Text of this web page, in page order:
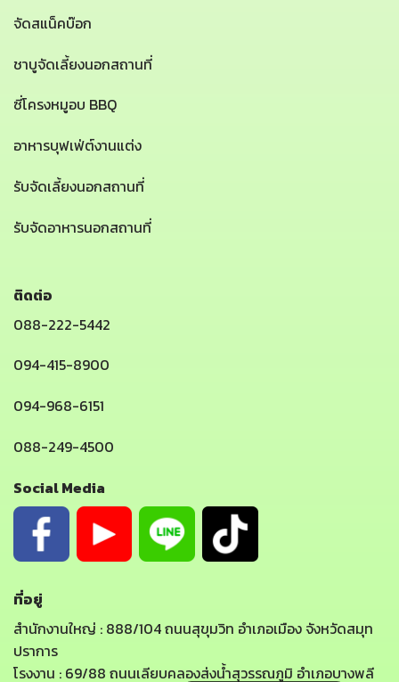
จัดสแน็คบ๊อก
ชาบูจัดเลี้ยงนอกสถานที่
ซี่โครงหมูอบ BBQ
อาหารบุฟเฟ่ต์งานแต่ง
รับจัดเลี้ยงนอกสถานที่
รับจัดอาหารนอกสถานที่
ติดต่อ
088-222-5442
094-415-8900
094-968-6151
088-249-4500
Social Media
ที่อยู่
สำนักงานใหญ่ : 888/104 ถนนสุขุมวิท อำเภอเมือง จังหวัดสมุท
ปราการ
โรงงาน : 69/88 ถนนเลียบคลองส่งน้ำสุวรรณภูมิ อำเภอบางพลี